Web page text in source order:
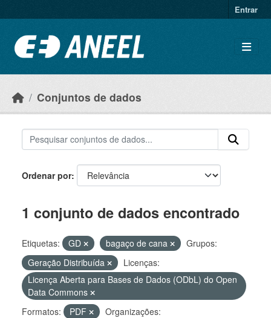
Entrar
Conjuntos de dados
Ordenar por
1 conjunto de dados encontrado
Etiquetas: GD bagaço de cana
Grupos:
Geração Distribuída
Licenças:
Licença Aberta para Bases de Dados (ODbL) do Open
Data Commons
Formatos:
PDF
Organizações: